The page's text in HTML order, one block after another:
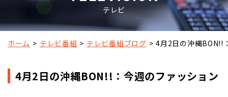
テレビ
ホーム テレビ番組 テレビ番組ブログ 4月2日の沖縄BON!!
4月2日の沖縄BON!!：今週のファッション